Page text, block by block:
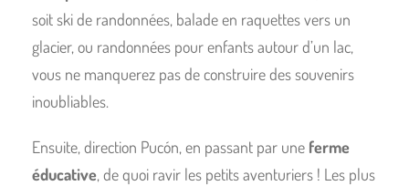
soit ski de randonnées, balade en raquettes vers un
glacier, ou randonnées pour enfants autour d’un lac,
vous ne manquerez pas de construire des souvenirs
inoubliables.
Ensuite, direction Pucón, en passant par une ferme
éducative, de quoi ravir les petits aventuriers ! Les plus